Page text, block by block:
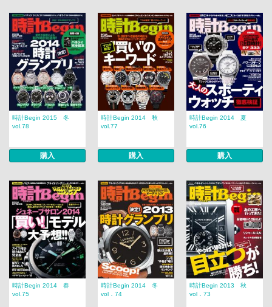
時計Begin 2015 冬
vol.78
購入
時計Begin 2014 秋
vol.77
購入
時計Begin 2014 夏
vol.76
購入
時計Begin 2014 春
vol.75
時計Begin 2014 冬
vol．74
時計Begin 2013 秋
vol．73